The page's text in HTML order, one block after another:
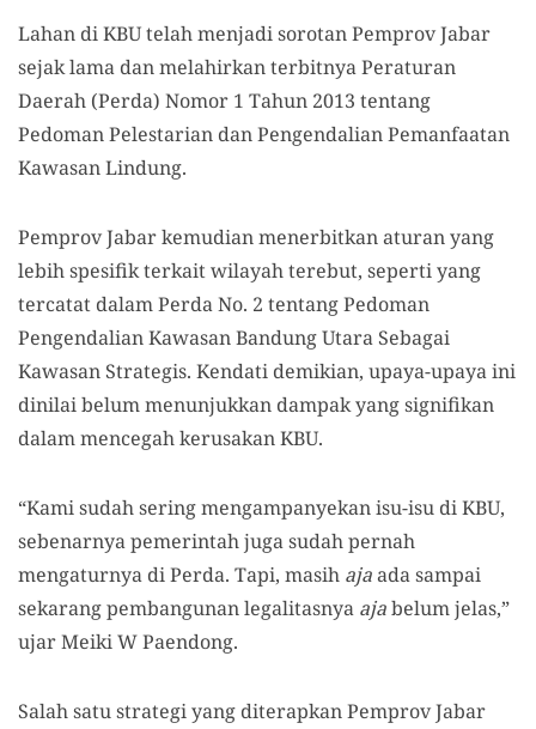
Lahan di KBU telah menjadi sorotan Pemprov Jabar
sejak lama dan melahirkan terbitnya Peraturan
Daerah (Perda) Nomor 1 Tahun 2013 tentang
Pedoman Pelestarian dan Pengendalian Pemanfaatan
Kawasan Lindung.
Pemprov Jabar kemudian menerbitkan aturan yang
lebih spesifik terkait wilayah terebut, seperti yang
tercatat dalam Perda No. 2 tentang Pedoman
Pengendalian Kawasan Bandung Utara Sebagai
Kawasan Strategis. Kendati demikian, upaya-upaya ini
dinilai belum menunjukkan dampak yang signifikan
dalam mencegah kerusakan KBU.
“Kami sudah sering mengampanyekan isu-isu di KBU,
sebenarnya pemerintah juga sudah pernah
mengaturnya di Perda. Tapi, masih ajaada sampai
sekarang pembangunan legalitasnya ajabelum jelas,”
ujarMeiki W Paendong.
Salah satu strategi yang diterapkan Pemprov Jabar